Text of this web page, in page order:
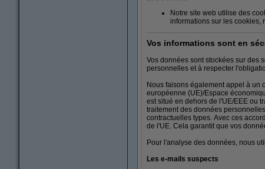
Notre site web utilise des
informations sur les cookies,
Vos informations sont en
Vos données sont stockées sur des
personnelles et à respecter
Nous faisons également appel à un
européenne (UE)/Espace
est situé en dehors de l'UE/EEE ou
traitement des données
contractuelles types. Avec ces
de l'UE. Cela garantit que vos
Pour l'analyse des données, nous
Les e-mails suspects